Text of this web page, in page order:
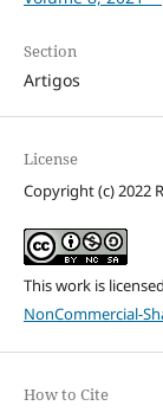
Section
Artigos
License
Copyright (c) 2022
This work is
NonCommercial-
How to Cite